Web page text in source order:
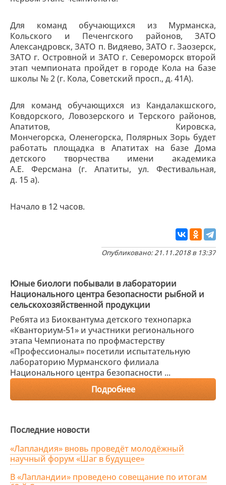
Для команд обучающихся из Мурманска,
Кольского и Печенгского районов, ЗАТО
Александровск, ЗАТО п. Видяево, ЗАТО г. Заозерск,
ЗАТО г. Островной и ЗАТО г. Североморск второй
этап чемпионата пройдет в городе Кола на базе
школы № 2 (г. Кола, Советский просп., д. 41А).
Для команд обучающихся из Кандалакшского,
Ковдорского, Ловозерского и Терского районов,
Апатитов, Кировска,
Мончегорска, Оленегорска, Полярных Зорь будет
работать площадка в Апатитах на базе Дома
детского творчества имени академика
А.Е. Ферсмана (г. Апатиты, ул. Фестивальная,
д. 15 а).
Начало в 12 часов.
Опубликовано: 21.11.2018 в 13:37
Юные биологи побывали в лаборатории
Национального центра безопасности рыбной и
сельскохозяйственной продукции
Ребята из Биоквантума детского технопарка
«Кванториум-51» и участники регионального
этапа Чемпионата по профмастерству
«Профессионалы» посетили испытательную
лабораторию Мурманского филиала
Национального центра безопасности ...
Подробнее
Последние новости
«Лапландия» вновь проведёт молодёжный
научный форум «Шаг в будущее»
В «Лапландии» проведено совещание по итогам